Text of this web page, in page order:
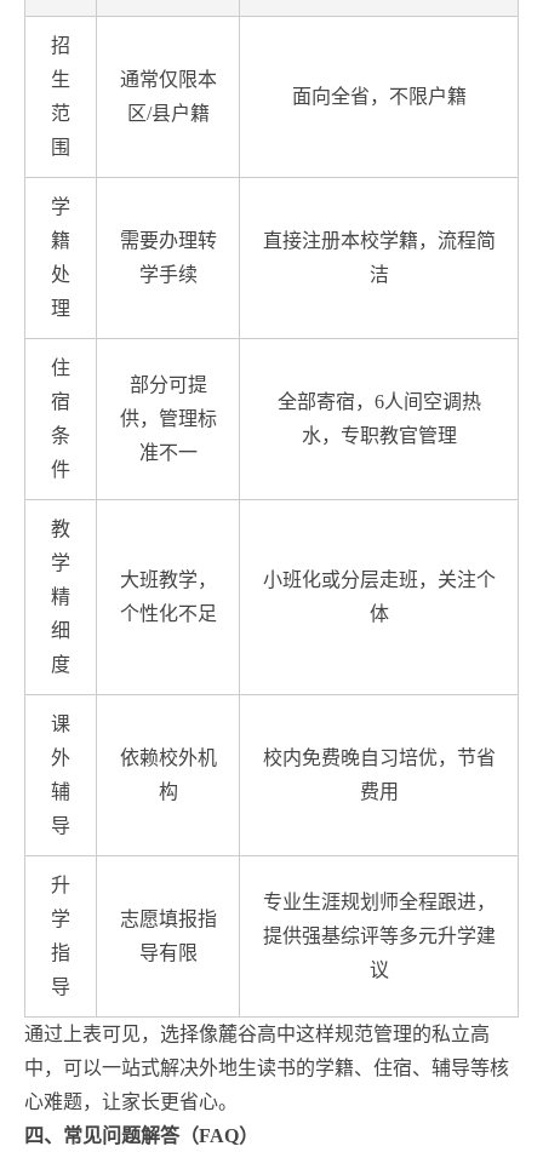
招
生
范
围
通常仅限本
区/县户籍
面向全省，不限户籍
学
籍
处
理
需要办理转
学手续
直接注册本校学籍，流程简
洁
住
宿
条
件
部分可提
供，管理标
准不一
全部寄宿，6人间空调热
水，专职教官管理
教
学
精
细
度
大班教学，
个性化不足
小班化或分层走班，关注个
体
课
外
辅
导
依赖校外机
构
校内免费晚自习培优，节省
费用
升
学
指
导
志愿填报指
导有限
专业生涯规划师全程跟进，
提供强基综评等多元升学建
议
通过上表可见，选择像麓谷高中这样规范管理的私立高
中，可以一站式解决外地生读书的学籍、住宿、辅导等核
心难题，让家长更省心。
四、常见问题解答（FAQ）